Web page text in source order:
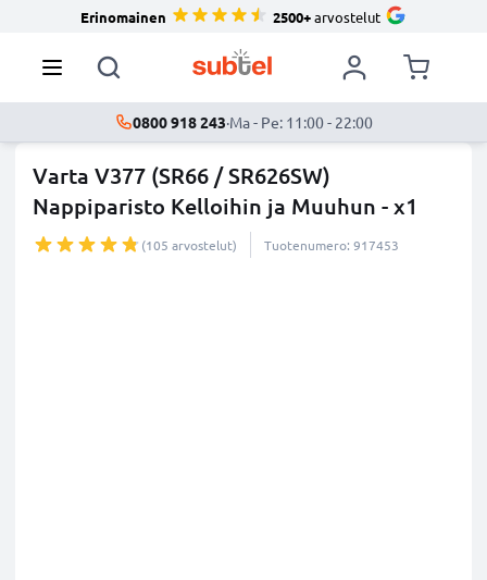
Erinomainen 2500+arvostelut
0800 918 243·Ma - Pe: 11:00 - 22:00
Varta V377 (SR66 / SR626SW)
Nappiparisto Kelloihin ja Muuhun - x1
(105 arvostelut) Tuotenumero: 917453